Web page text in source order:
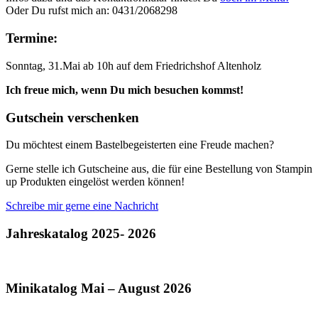
Oder Du rufst mich an: 0431/2068298
Termine:
Sonntag, 31.Mai ab 10h auf dem Friedrichshof Altenholz
Ich freue mich, wenn Du mich besuchen kommst!
Gutschein verschenken
Du möchtest einem Bastelbegeisterten eine Freude machen?
Gerne stelle ich Gutscheine aus, die für eine Bestellung von Stampin
up Produkten eingelöst werden können!
Schreibe mir gerne eine Nachricht
Jahreskatalog 2025- 2026
Minikatalog Mai – August 2026